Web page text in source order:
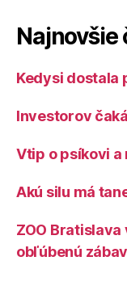
Najnovšie
Kedysi dostala
Investorov
Vtip o psíkovi a
Akú silu má
ZOO
obľúbenú